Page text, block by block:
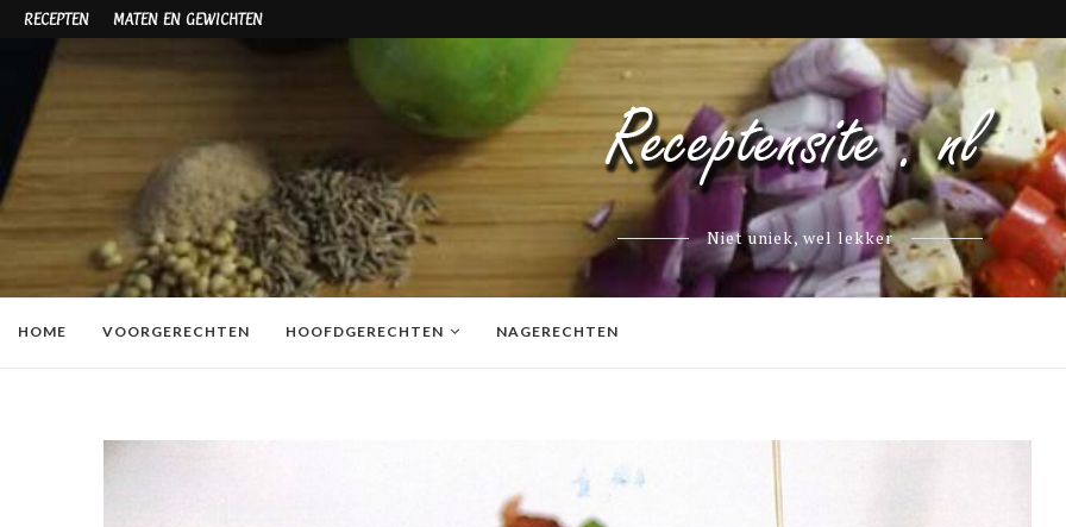
RECEPTEN MATEN EN GEWICHTEN
Niet uniek, wel lekker
HOME VOORGERECHTEN HOOFDGERECHTEN NAGERECHTEN